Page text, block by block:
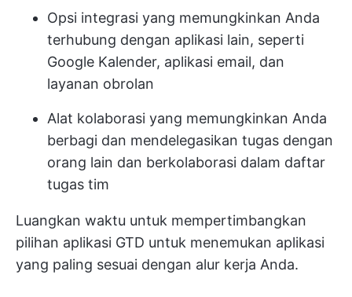
Opsi integrasi yang memungkinkan Anda
terhubung dengan aplikasi lain, seperti
Google Kalender, aplikasi email, dan
layanan obrolan
Alat kolaborasi yang memungkinkan Anda
berbagi dan mendelegasikan tugas dengan
orang lain dan berkolaborasi dalam daftar
tugas tim
Luangkan waktu untuk mempertimbangkan
pilihan aplikasi GTD untuk menemukan aplikasi
yang paling sesuai dengan alur kerja Anda.